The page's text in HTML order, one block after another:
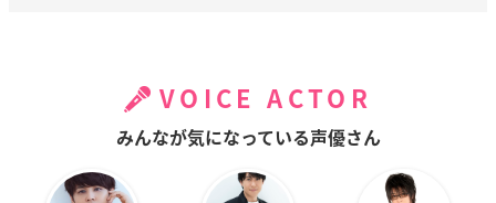
VOICE ACTOR
みんなが気になっている声優さん